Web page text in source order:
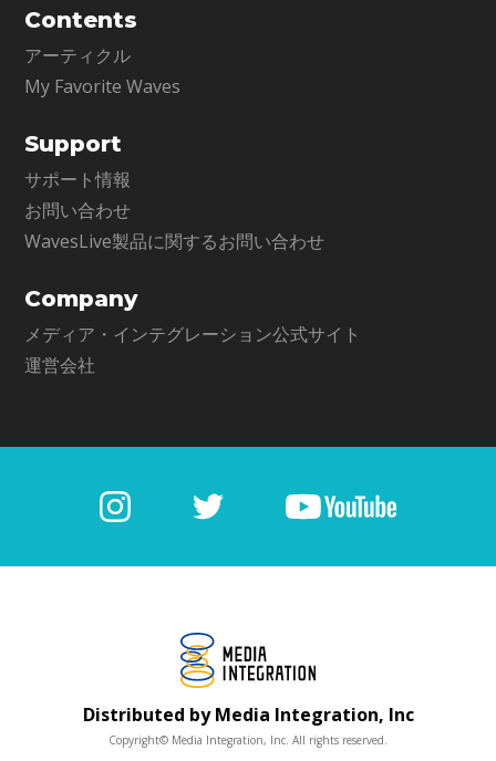
Contents
アーティクル
My Favorite Waves
Support
サポート情報
お問い合わせ
WavesLive製品に関するお問い合わせ
Company
メディア・インテグレーション公式サイト
運営会社
Distributed by Media Integration, Inc
Copyright© Media Integration, Inc. All rights reserved.